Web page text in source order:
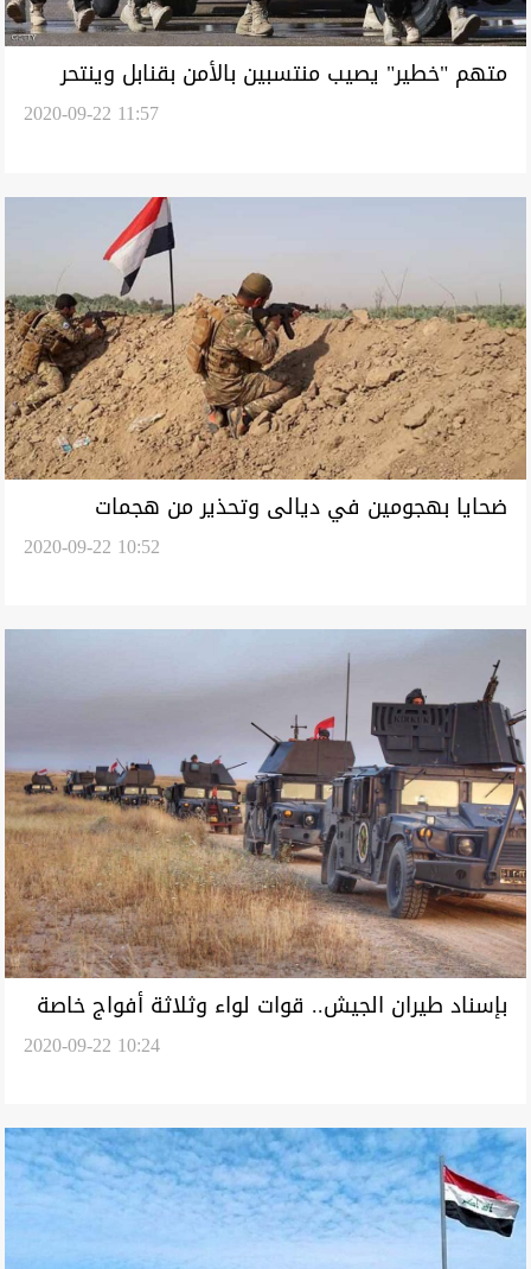
متهم "خطير" يصيب منتسبين بالأمن بقنابل وينتحر
2020-09-22 11:57
ضحايا بهجومين في ديالى وتحذير من هجمات
2020-09-22 10:52
بإسناد طيران الجيش.. قوات لواء وثلاثة أفواج خاصة
2020-09-22 10:24